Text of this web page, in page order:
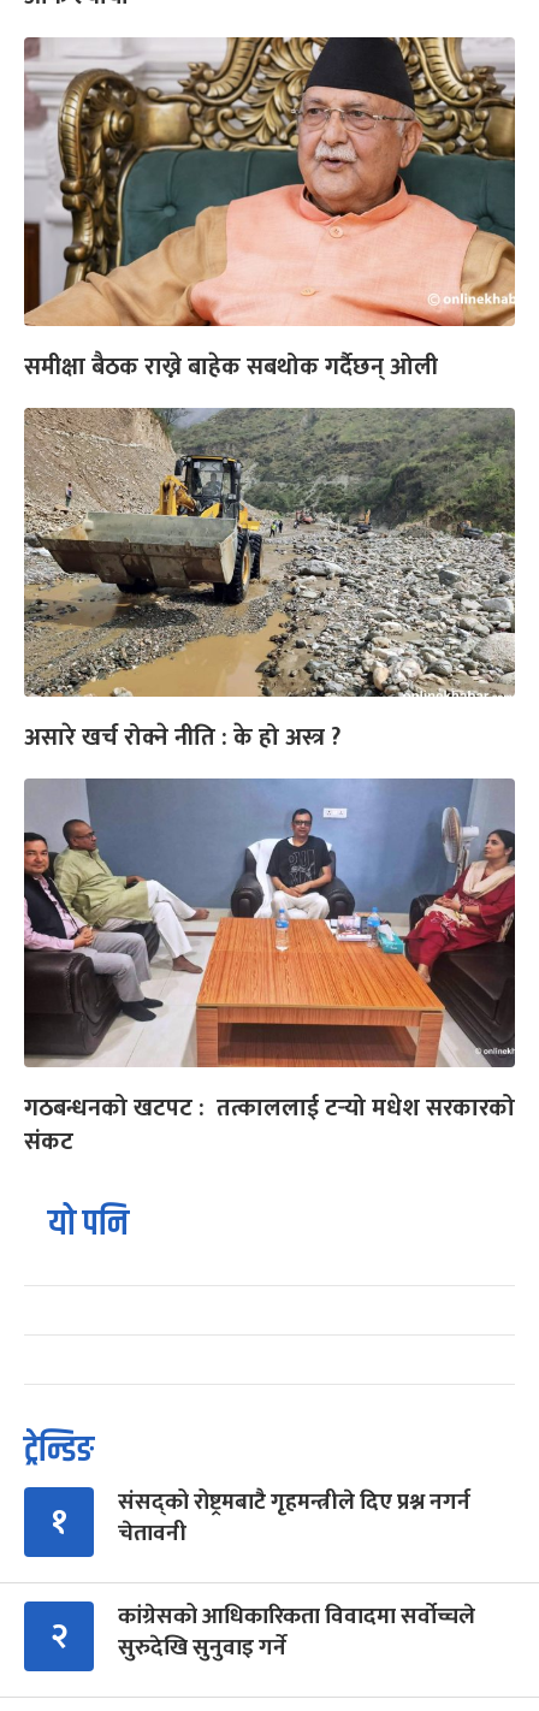
समीक्षा बैठक राख्ने बाहेक सबथोक गर्दैछन् ओली
असारे खर्च रोक्ने नीति : के हो अस्त्र ?
गठबन्धनको खटपट : तत्काललाई टर्‍यो मधेश सरकारको
संकट
यो पनि
ट्रेन्डिङ
१
संसद्को रोष्ट्रमबाटै गृहमन्त्रीले दिए प्रश्न नगर्न
चेतावनी
२
कांग्रेसको आधिकारिकता विवादमा सर्वोच्चले
सुरुदेखि सुनुवाइ गर्ने